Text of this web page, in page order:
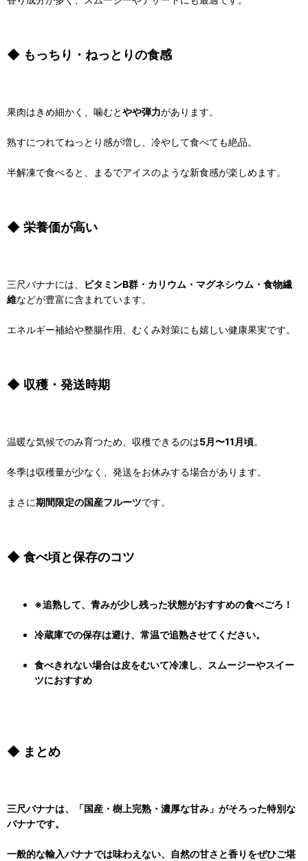
◆ もっちり・ねっとりの食感
果肉はきめ細かく、噛むとやや弾力があります。
熟すにつれてねっとり感が増し、冷やして食べても絶品。
半解凍で食べると、まるでアイスのような新食感が楽しめます。
◆ 栄養価が高い
三尺バナナには、
ビタミンB群・カリウム・マグネシウム・食物繊
維などが豊富に含まれています。
エネルギー補給や整腸作用、むくみ対策にも嬉しい健康果実です。
◆ 収穫・発送時期
温暖な気候でのみ育つため、収穫できるのは5月〜11月頃。
冬季は収穫量が少なく、発送をお休みする場合があります。
まさに期間限定の国産フルーツです。
◆ 食べ頃と保存のコツ
※追熟して、青みが少し残った状態がおすすめの食べごろ！
冷蔵庫での保存は避け、常温で追熟させてください。
食べきれない場合は皮をむいて冷凍し、スムージーやスイー
ツにおすすめ
◆ まとめ
三尺バナナは、 「国産・樹上完熟・濃厚な甘み」 がそろった特別な
バナナです。
一般的な輸入バナナでは味わえない、 自然の甘さと香り をぜひご堪